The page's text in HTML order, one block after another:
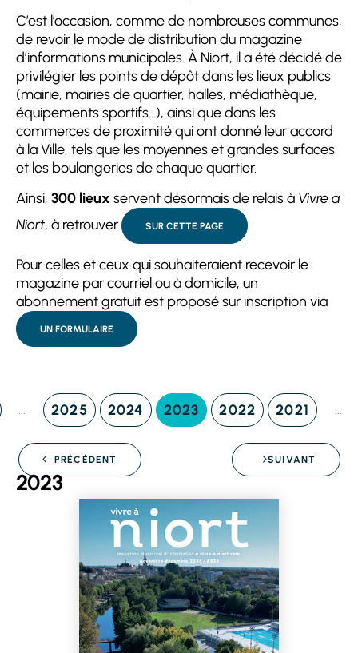
C’est l’occasion, comme de nombreuses communes,
de revoir le mode de distribution du magazine
d’informations municipales. À Niort, il a été décidé de
privilégier les points de dépôt dans les lieux publics
(mairie, mairies de quartier, halles, médiathèque,
équipements sportifs...), ainsi que dans les
commerces de proximité qui ont donné leur accord
à la Ville, tels que les moyennes et grandes surfaces
et les boulangeries de chaque quartier.
Ainsi, 300 lieux servent désormais de relais à Vivre à
Niort, à retrouver SUR CETTE PAGE .
Pour celles et ceux qui souhaiteraient recevoir le
magazine par courriel ou à domicile, un
abonnement gratuit est proposé sur inscription via
UN FORMULAIRE
PRÉCÉDENT
... 2025 2024 2023 2022 2021 ...
SUIVANT
2023